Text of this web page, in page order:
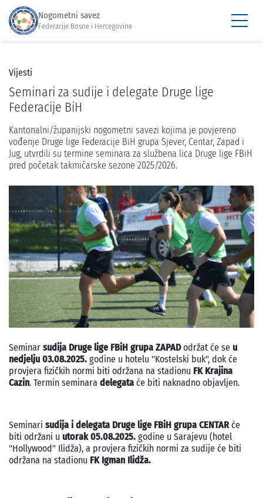
Nogometni savez
Federacije Bosne i Hercegovine
Vijesti
Seminari za sudije i delegate Druge lige
Federacije BiH
Kantonalni/županijski nogometni savezi kojima je povjereno
vođenje Druge lige Federacije BiH grupa Sjever, Centar, Zapad i
Jug, utvrdili su termine seminara za službena lica Druge lige FBiH
pred početak takmičarske sezone 2025/2026.
Seminar sudija Druge lige FBiH grupa ZAPADodržat će se u
nedjelju 03.08.2025. godine u hotelu "Kostelski buk", dok će
provjera fizičkih normi biti održana na stadionu FK Krajina
Cazin. Termin seminara delegata će biti naknadno objavljen.
Seminari sudija i delegata Druge lige FBiH grupa CENTARće
biti održani u utorak 05.08.2025. godine u Sarajevu (hotel
"Hollywood" Ilidža), a provjera fizičkih normi za sudije će biti
održana na stadionu FK Igman Ilidža.